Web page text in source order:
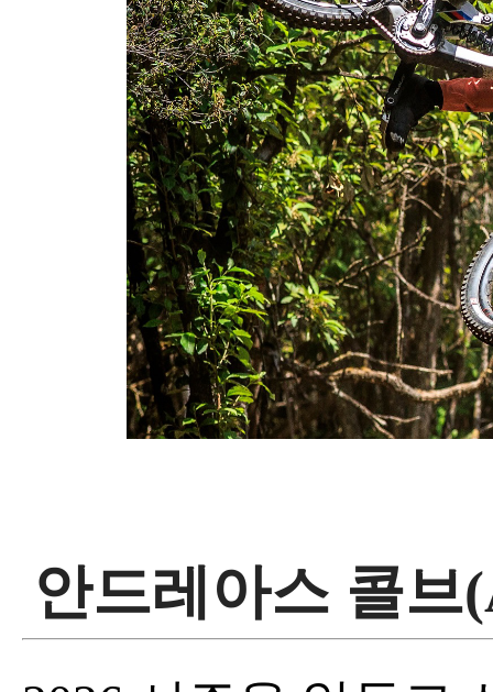
안드레아스 콜브